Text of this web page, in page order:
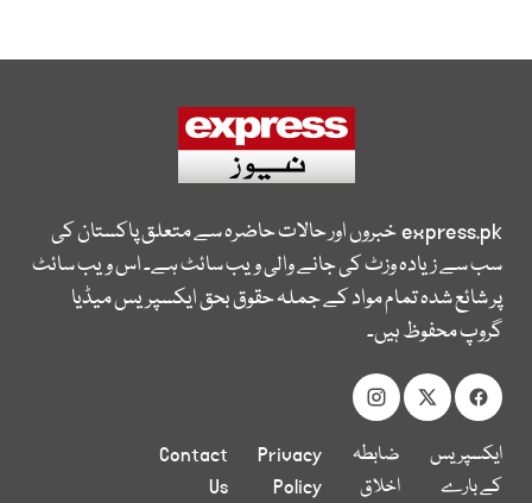
express.pkخبروں اور حالات حاضرہ سے متعلق پاکستان کی
سب سے زیادہ وزٹ کی جانے والی ویب سائٹ ہے۔ اس ویب سائٹ
پر شائع شدہ تمام مواد کے جملہ حقوق بحق ایکسپریس میڈیا
گروپ محفوظ ہیں۔
ایکسپریس
کے بارے
ضابطہ
اخلاق
Privacy
Policy
Contact
Us